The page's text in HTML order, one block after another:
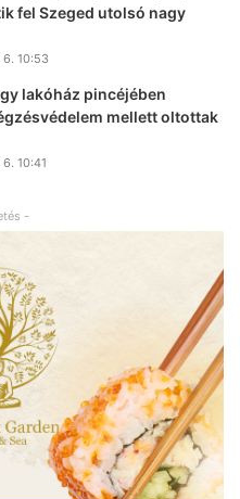
fel Szeged utolsó nagy
10:53
lakóház pincéjében
mellett oltottak
10:41
-